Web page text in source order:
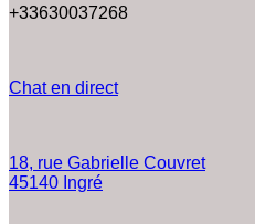
+33630037268
Chat en direct
18, rue Gabrielle Couvret
45140 Ingré